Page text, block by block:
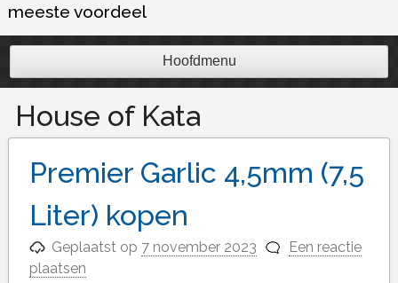
meeste voordeel
Hoofdmenu
House of Kata
Premier Garlic 4,5mm (7,5
Liter) kopen
Geplaatst op 7 november 2023
Een reactie
plaatsen